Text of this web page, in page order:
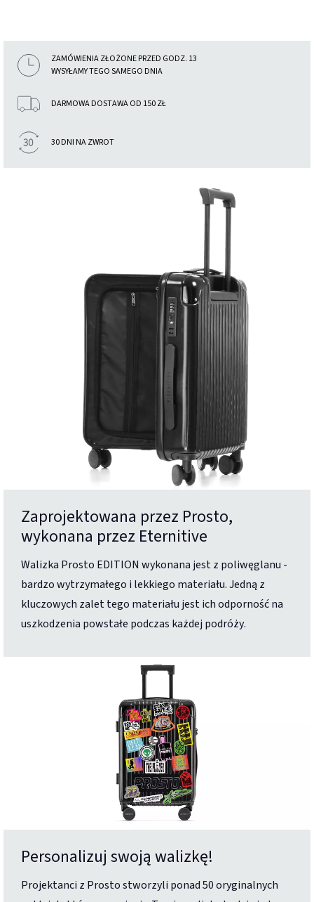
ZAMÓWIENIA ZŁOŻONE PRZED GODZ. 13
WYSYŁAMY TEGO SAMEGO DNIA
DARMOWA DOSTAWA OD 150 ZŁ
30 DNI NA ZWROT
Zaprojektowana przez Prosto,
wykonana przez Eternitive
Walizka Prosto EDITION wykonana jest z poliwęglanu -
bardzo wytrzymałego i lekkiego materiału. Jedną z
kluczowych zalet tego materiału jest ich odporność na
uszkodzenia powstałe podczas każdej podróży.
Personalizuj swoją walizkę!
Projektanci z Prosto stworzyli ponad 50 oryginalnych